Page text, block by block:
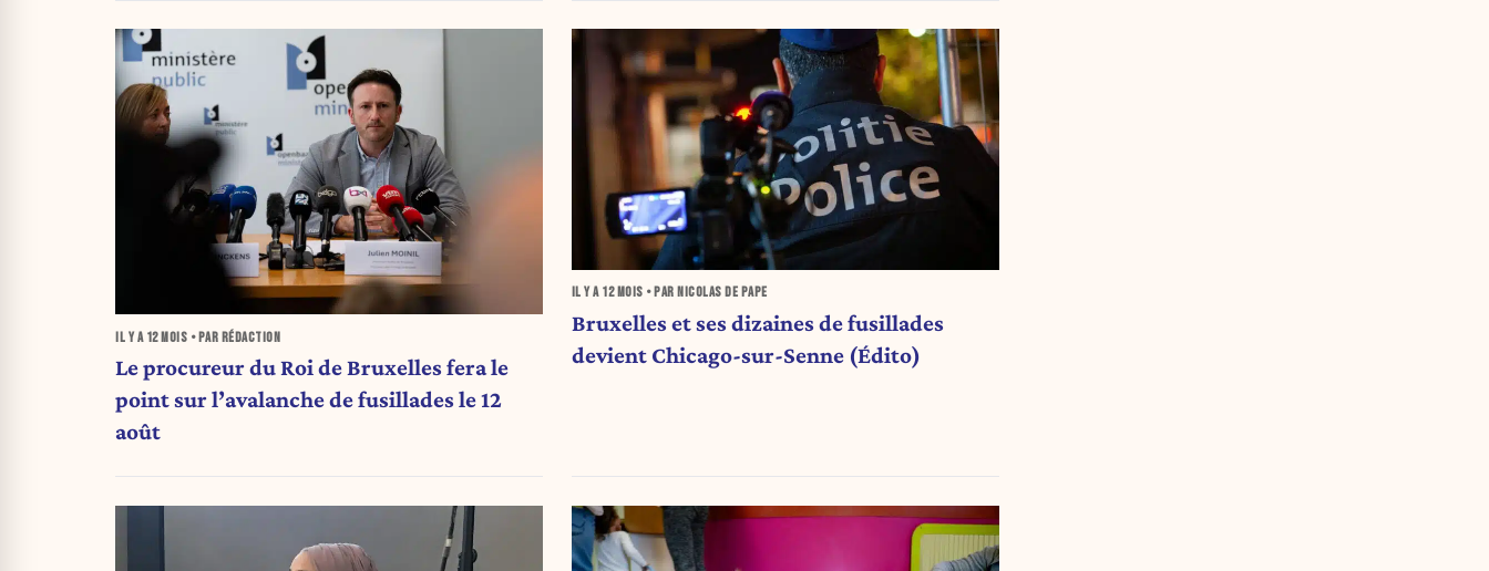
IL Y A 12 MOIS • PAR RÉDACTION
Le procureur du Roi de Bruxelles fera le
point sur l’avalanche de fusillades le 12
août
IL Y A 12 MOIS • PAR NICOLAS DE PAPE
Bruxelles et ses dizaines de fusillades
devient Chicago-sur-Senne (Édito)